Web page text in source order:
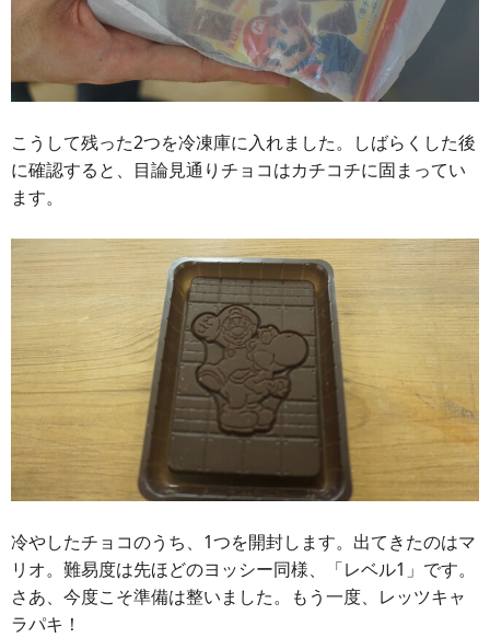
こうして残った2つを冷凍庫に入れました。しばらくした後
に確認すると、目論見通りチョコはカチコチに固まってい
ます。
冷やしたチョコのうち、1つを開封します。出てきたのはマ
リオ。難易度は先ほどのヨッシー同様、「レベル1」です。
さあ、今度こそ準備は整いました。もう一度、レッツキャ
ラパキ！